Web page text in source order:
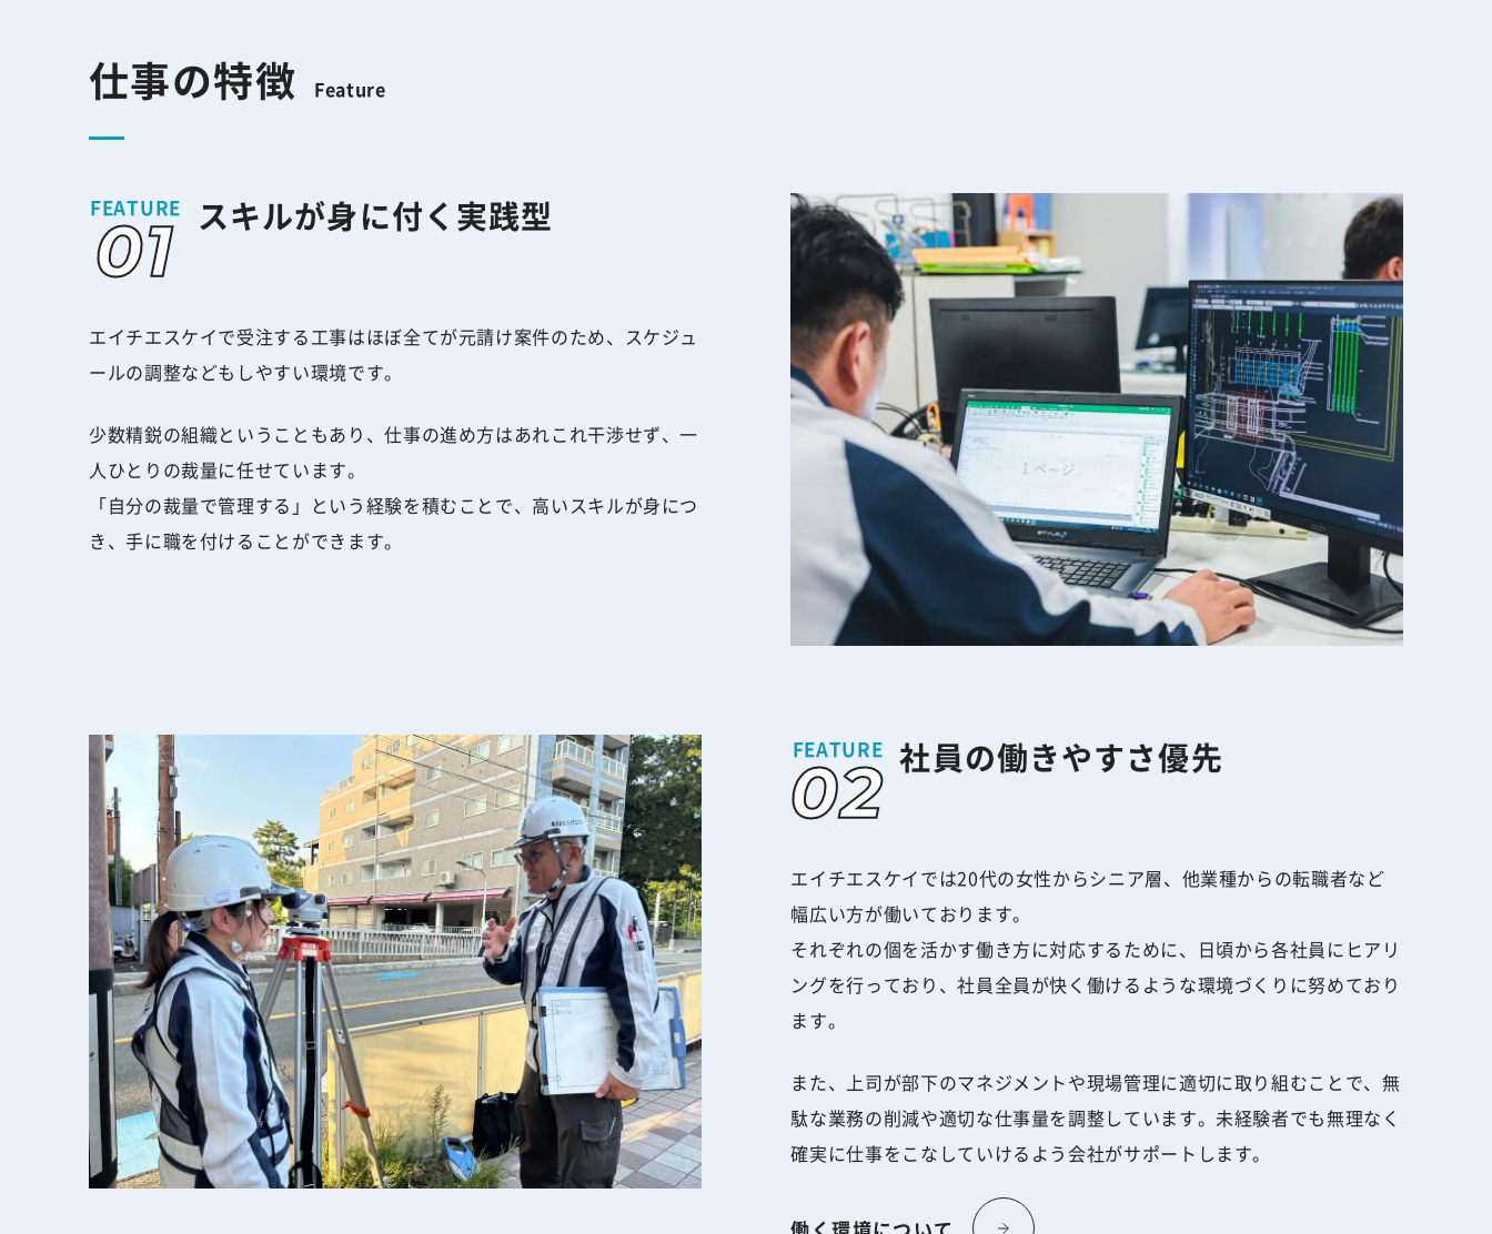
仕事の特徴
スキルが身に付く実践型
エイチエスケイで受注する工事はほぼ全てが元請け案件のため、スケジュ
ールの調整などもしやすい環境です。
少数精鋭の組織ということもあり、仕事の進め方はあれこれ干渉せず、一
人ひとりの裁量に任せています。
「自分の裁量で管理する」という経験を積むことで、高いスキルが身につ
き、手に職を付けることができます。
社員の働きやすさ優先
エイチエスケイでは20代の女性からシニア層、他業種からの転職者など
幅広い方が働いております。
それぞれの個を活かす働き方に対応するために、日頃から各社員にヒアリ
ングを行っており、社員全員が快く働けるような環境づくりに努めており
ます。
また、上司が部下のマネジメントや現場管理に適切に取り組むことで、無
駄な業務の削減や適切な仕事量を調整しています。未経験者でも無理なく
確実に仕事をこなしていけるよう会社がサポートします。